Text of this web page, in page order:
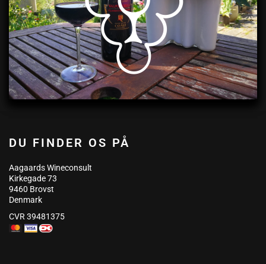
DU FINDER OS PÅ
Aagaards Wineconsult
Kirkegade 73
9460 Brovst
Denmark
CVR 39481375